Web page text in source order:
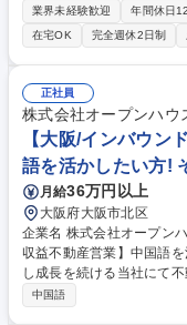
す。送迎が発生しない時
合は運転業務3割：総務が7割を想定) ■安心/安全な送
安全運転はもちろんです
況判断、ホテル手配など
際の節度ある誠実で丁寧
ります。 ■運転業務以外に
※現場到着後は主に車輛で待機となりま
手 兼 総務業務 ◎年休
業界未経験歓迎 年間休日
在宅OK
完全週休2日制
正社員
株式会社オープンハウ
【大阪/インバウン
語を活かしたい方!
月給36万円以上
大阪府大阪市北区
企業名 株式会社オープンハウス 求人名 ★【大阪/インバウンド
収益不動産営業】中国語を活かしたい方！ 仕
し成長を続ける当社にて
どの法人顧客、中華系富
中国語